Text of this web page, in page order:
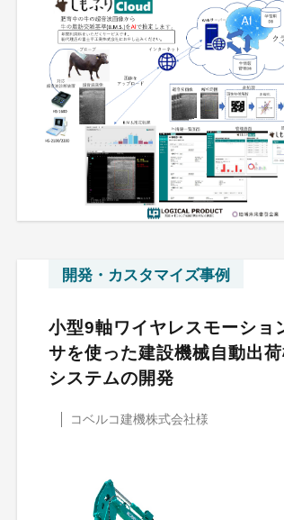
開発・カスタマイズ事例
小型9軸ワイヤレスモーショ
サを使った建設機械自動出
システムの開発
コベルコ建機株式会社様